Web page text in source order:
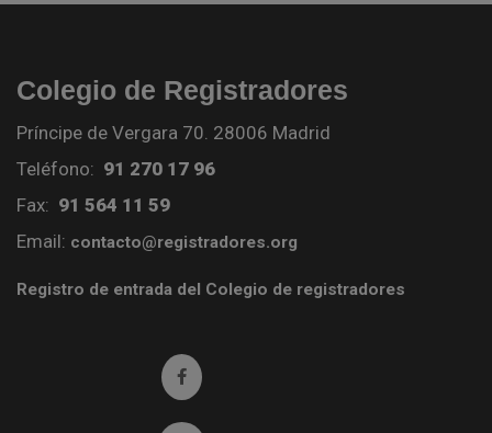
Colegio de Registradores
Príncipe de Vergara 70. 28006 Madrid
Teléfono: 91 270 17 96
Fax: 91 564 11 59
Email: contacto@registradores.org
Registro de entrada del Colegio de registradores
Ir a facebook (abre en ventana nueva)